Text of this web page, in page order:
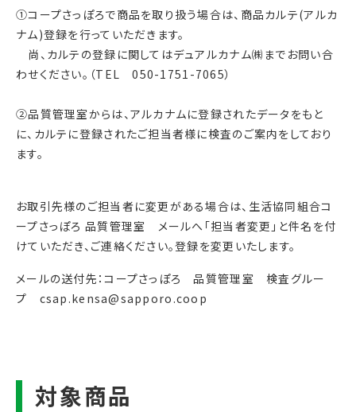
①コープさっぽろで商品を取り扱う場合は、商品カルテ(アルカ
ナム)登録を行っていただきます。
尚、カルテの登録に関してはデュアルカナム㈱までお問い合
わせください。（TEL 050-1751-7065）
②品質管理室からは、アルカナムに登録されたデータをもと
に、カルテに登録されたご担当者様に検査のご案内をしており
ます。
お取引先様のご担当者に変更がある場合は、生活協同組合コ
ープさっぽろ 品質管理室 メールへ「担当者変更」と件名を付
けていただき、ご連絡ください。登録を変更いたします。
メールの送付先：コープさっぽろ 品質管理室 検査グルー
プ csap.kensa@sapporo.coop